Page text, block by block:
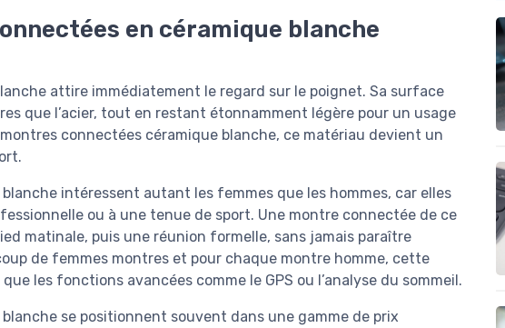
en céramique blanche
attire immédiatement le regard sur le poignet. Sa surface
que l’acier, tout en restant étonnamment légère pour un usage
connectées céramique blanche, ce matériau devient un
intéressent autant les femmes que les hommes, car elles
ou à une tenue de sport. Une montre connectée de ce
matinale, puis une réunion formelle, sans jamais paraître
de femmes montres et pour chaque montre homme, cette
les fonctions avancées comme le GPS ou l’analyse du sommeil.
se positionnent souvent dans une gamme de prix